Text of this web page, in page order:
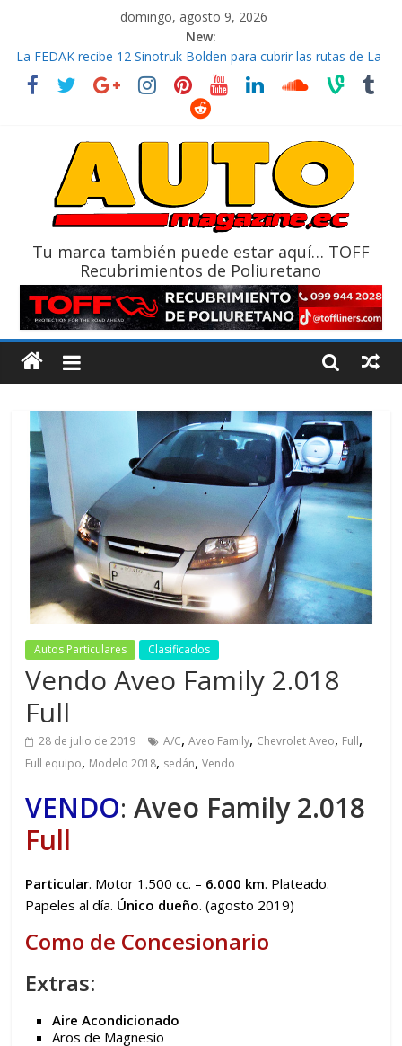
domingo, agosto 9, 2026
New:
La FEDAK recibe 12 Sinotruk Bolden para cubrir las rutas de La
Vuelta
El costo de tener un vehículo gana protagonismo a la hora de
¿Qué puede pasar con tu vehículo si permanece varios días sin
La Vuelta al Ecuador 2026, edición 47ª, recorre 7 provincias en 8
Tu marca también puede estar aquí… TOFF
Recubrimientos de Poliuretano
Autos Particulares Clasificados
Vendo Aveo Family 2.018
Full
28 de julio de 2019 A/C,Aveo Family, Chevrolet Aveo, Full,
Full equipo, Modelo 2018, sedán,Vendo
VENDO:Aveo Family 2.018
Full
Particular. Motor 1.500 cc. – 6.000 km. Plateado.
Papeles al día. Único dueño. (agosto 2019)
Como de Concesionario
Extras:
Aire Acondicionado
Aros de Magnesio